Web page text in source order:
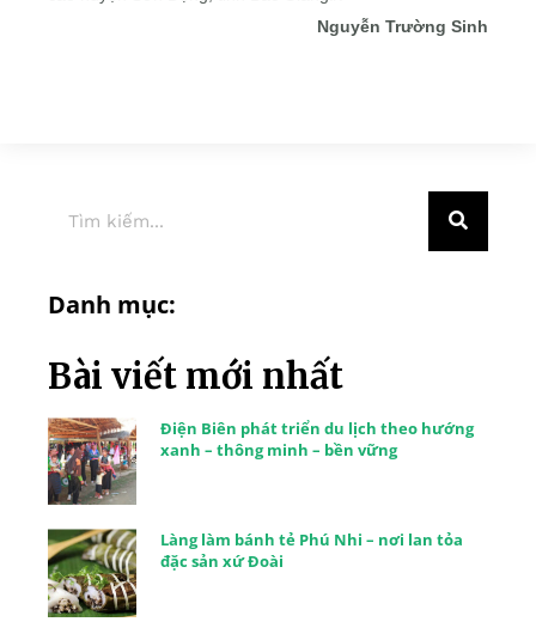
Nguyễn Trường Sinh
Danh mục:
Bài viết mới nhất
Điện Biên phát triển du lịch theo hướng
xanh – thông minh – bền vững
Làng làm bánh tẻ Phú Nhi – nơi lan tỏa
đặc sản xứ Đoài